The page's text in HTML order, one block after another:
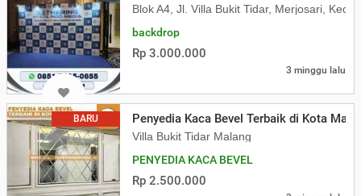
Blok A4, Jl. Villa Bukit Tidar, Merjosari, Kec.
backdrop
Rp 3.000.000
3 minggu lalu
BARU Penyedia Kaca Bevel Terbaik di Kota
Villa Bukit Tidar Malang
PENYEDIA KACA BEVEL
Rp 2.500.000